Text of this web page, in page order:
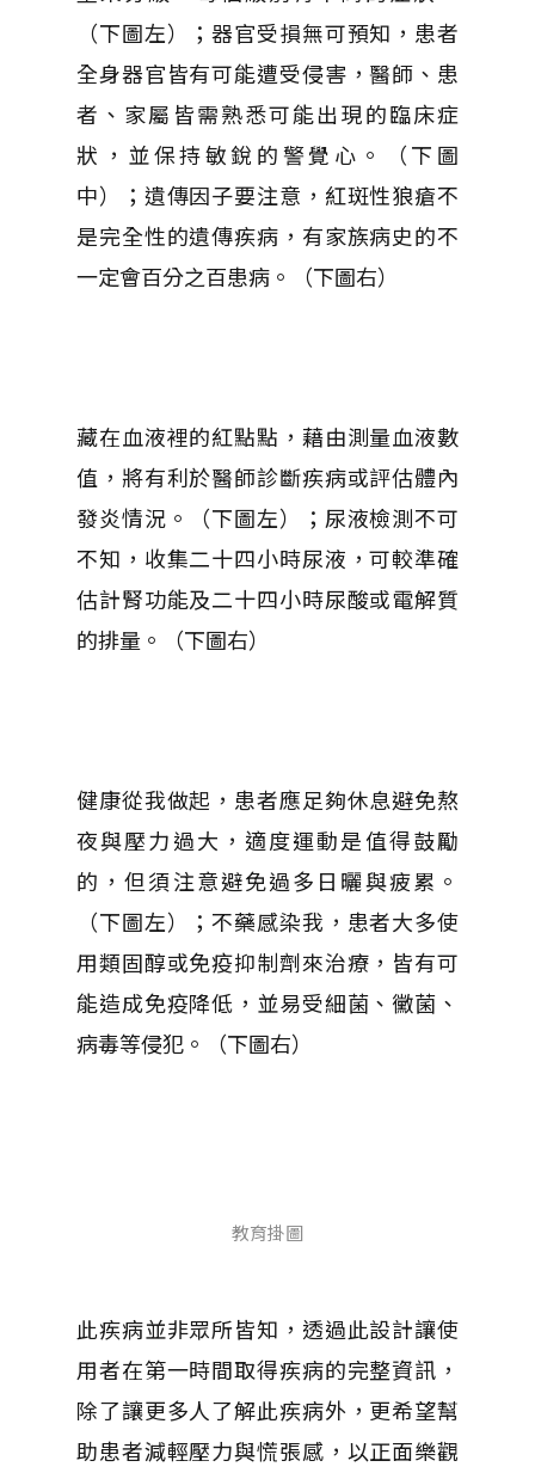
（下圖左）；器官受損無可預知，患者
全身器官皆有可能遭受侵害，醫師、患
者、家屬皆需熟悉可能出現的臨床症
狀，並保持敏銳的警覺心。（下圖
中）；遺傳因子要注意，紅斑性狼瘡不
是完全性的遺傳疾病，有家族病史的不
一定會百分之百患病。（下圖右）
藏在血液裡的紅點點，藉由測量血液數
值，將有利於醫師診斷疾病或評估體內
發炎情況。（下圖左）；尿液檢測不可
不知，收集二十四小時尿液，可較準確
估計腎功能及二十四小時尿酸或電解質
的排量。（下圖右）
健康從我做起，患者應足夠休息避免熬
夜與壓力過大，適度運動是值得鼓勵
的，但須注意避免過多日曬與疲累。
（下圖左）；不藥感染我，患者大多使
用類固醇或免疫抑制劑來治療，皆有可
能造成免疫降低，並易受細菌、黴菌、
病毒等侵犯。（下圖右）
教育掛圖
此疾病並非眾所皆知，透過此設計讓使
用者在第一時間取得疾病的完整資訊，
除了讓更多人了解此疾病外，更希望幫
助患者減輕壓力與慌張感，以正面樂觀